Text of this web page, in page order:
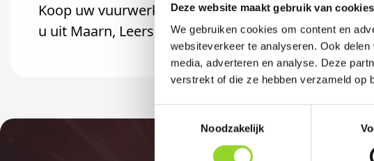
Deze website maakt gebruik van cookies
We gebruiken cookies om content en
websiteverkeer te analyseren. Ook
media, adverteren en analyse. Deze
verstrekt of die ze hebben verzameld op
Noodzakelijk
Koop uw vuurwerk dan bij Vuurwerkwereld
u uit Maarn, Leersum of Leusden komt.